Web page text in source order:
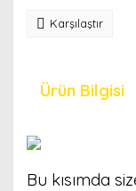
Karşılaştır
Ürün Bilgisi
Bu kısımda